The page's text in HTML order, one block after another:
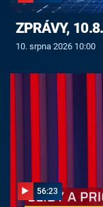
ZPRÁVY,
10. srpna 2026 10:00
56:23